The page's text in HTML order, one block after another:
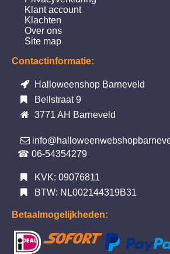
Klant account
Klachten
Over ons
Site map
Contactinformatie:
Halloweenshop Barneveld
Bellstraat 9
3771 AH Barneveld
☎ 06-54354279
KVK: 09076811
BTW: NL002144319B31
Betaalmogelijkheden: